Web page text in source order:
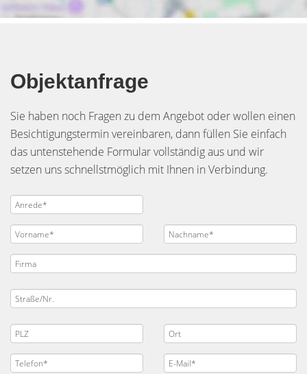
Objektanfrage
Sie haben noch Fragen zu dem Angebot oder wollen einen
Besichtigungstermin vereinbaren, dann füllen Sie einfach
das untenstehende Formular vollständig aus und wir
setzen uns schnellstmöglich mit Ihnen in Verbindung.